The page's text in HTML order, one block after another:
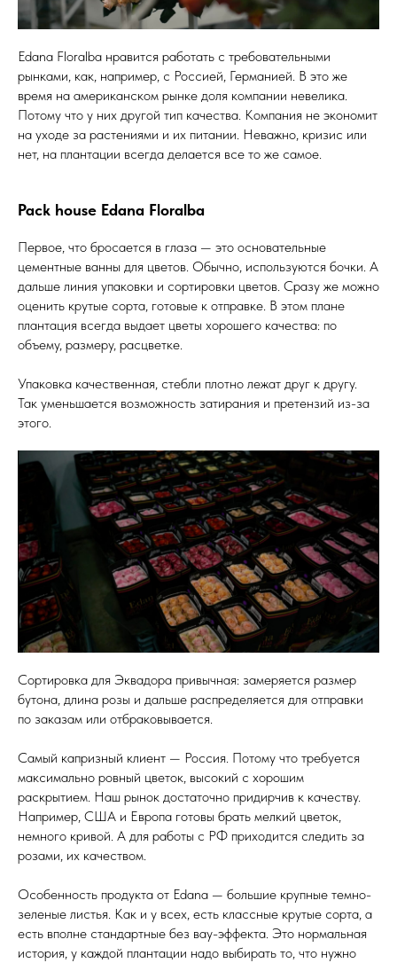
Edana Floralba нравится работать с требовательными
рынками, как, например, с Россией, Германией. В это же
время на американском рынке доля компании невелика.
Потому что у них другой тип качества. Компания не экономит
на уходе за растениями и их питании. Неважно, кризис или
нет, на плантации всегда делается все то же самое.
Pack house Edana Floralba
Первое, что бросается в глаза — это основательные
цементные ванны для цветов. Обычно, используются бочки. А
дальше линия упаковки и сортировки цветов. Сразу же можно
оценить крутые сорта, готовые к отправке. В этом плане
плантация всегда выдает цветы хорошего качества: по
объему, размеру, расцветке.
Упаковка качественная, стебли плотно лежат друг к другу.
Так уменьшается возможность затирания и претензий из-за
этого.
Сортировка для Эквадора привычная: замеряется размер
бутона, длина розы и дальше распределяется для отправки
по заказам или отбраковывается.
Самый капризный клиент — Россия. Потому что требуется
максимально ровный цветок, высокий с хорошим
раскрытием. Наш рынок достаточно придирчив к качеству.
Например, США и Европа готовы брать мелкий цветок,
немного кривой. А для работы с РФ приходится следить за
розами, их качеством.
Особенность продукта от Edana — большие крупные темно-
зеленые листья. Как и у всех, есть классные крутые сорта, а
есть вполне стандартные без вау-эффекта. Это нормальная
история, у каждой плантации надо выбирать то, что нужно